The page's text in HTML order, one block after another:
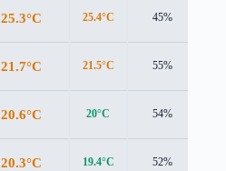
25.3°C 25.4°C 45%
21.7°C 21.5°C 55%
20.6°C 20°C 54%
20.3°C 19.4°C 52%